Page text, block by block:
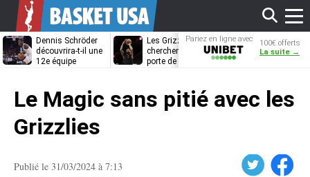
Dennis Schröder
découvrira-t-il une
12e équipe
Les Grizzlies
cherchent déjà une
porte de sortie
Dwane Casey
bientôt coach
Pariez en ligne avec
Unibet
100€ offerts
La suite →
Le Magic sans pitié avec les
Grizzlies
Publié le 31/03/2024 à 7:13
Facebook